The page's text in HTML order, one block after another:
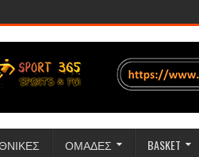
ΟΜΑΔΕΣ BASKET